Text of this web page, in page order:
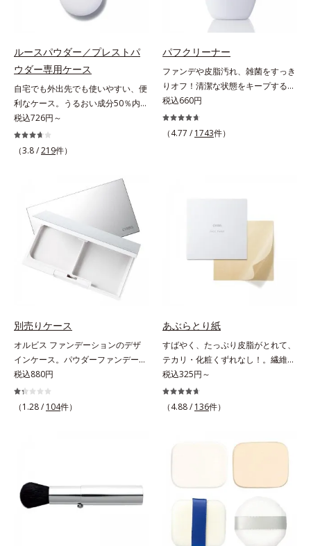
ルースパウダー／プレストパ
ウダー専用ケース
自宅でも外出先でも使いやすい、便
利なケース。うるおい成分50％内包
で、自然にくすみのない透明美肌を
実現する「ルースパウダー」の専用
ケース（伸縮ネット、専用パフ付）
利なコンパクトタイプのふわふわパ
ウダー「プレストパウダー」の専用
ケース（便利な鏡付）※パフは別売
りになります。
税込726円～
（3.8 /219件）
パフクリーナー
ファンデや皮脂汚れ、雑菌をすっき
りオフ！清潔な状態をキープするパ
フ専用のクリーナー。パフの汚れを
1度洗いでしっかり落とすクリーナ
ーです。液状だからパフのすみずみ
浄後も清潔な状態を保ちます。植物
方にもお使いいただけます。
税込660円
（4.77 / 1743件）
別売りケース
オルビス ファンデーションのデザ
インケース。パウダーファンデーシ
ョンの別売りケースです。シンプル
で使いやすい上品なシルバーの別売
りケースは、タイムレスフィットフ
税込880円
（1.28 / 104件）
あぶらとり紙
すばやく、たっぷり皮脂がとれて、
テカリ・化粧くずれなし！。繊維の
長い麻を使用しそれを繰り返し叩い
て作り上げる、伝統の「金箔打紙製
法」。京都の舞妓さんたちに昔から
る紙の繊維密度が、高い皮脂吸収力
表面の凹凸がなくなるので、肌あた
りがやわらかに。やぶれにくく丈夫
になります。さらに「立体格子構
造」を採用し、肌にあたる表面積が
多く、たくさんの皮脂を一瞬でキャ
税込325円～
（4.88 / 136件）